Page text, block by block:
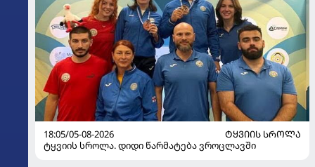
18:05/05-08-2026
ᲢᲧᲕᲘᲘᲡ ᲡᲠᲝᲚᲐ
ტყვიის სროლა. დიდი წარმატება ვროცლავში